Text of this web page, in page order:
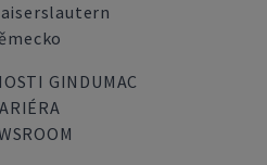
GINDUMAC